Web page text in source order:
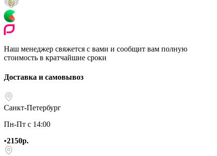
Наш менеджер свяжется с вами и сообщит вам полную
стоимость в кратчайшие сроки
Доставка и самовывоз
Санкт-Петербург
Пн-Пт с 14:00
•2150р.